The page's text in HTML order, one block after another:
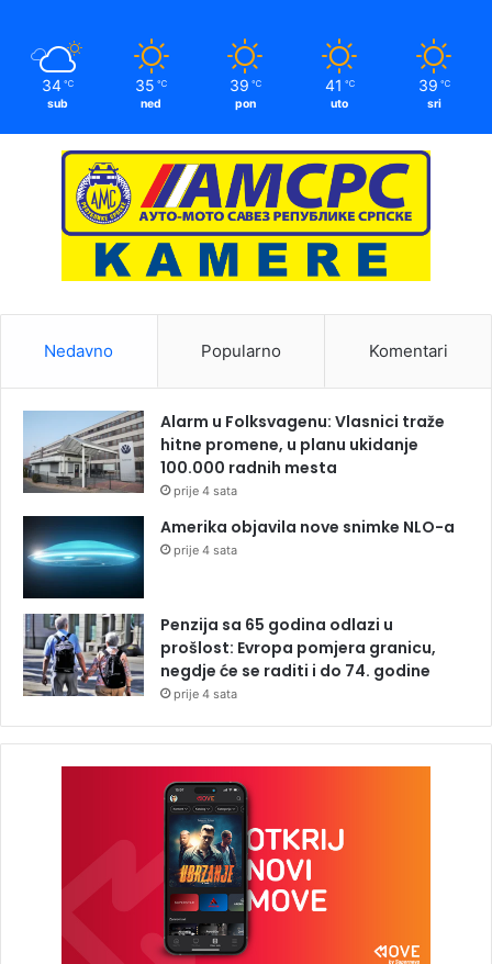
34 ℃
sub
35 ℃
ned
39 ℃
pon
41 ℃
uto
39 ℃
sri
Nedavno Popularno Komentari
Alarm u Folksvagenu: Vlasnici traže
hitne promene, u planu ukidanje
100.000 radnih mesta
prije 4 sata
Amerika objavila nove snimke NLO-a
prije 4 sata
Penzija sa 65 godina odlazi u
prošlost: Evropa pomjera granicu,
negdje će se raditi i do 74. godine
prije 4 sata